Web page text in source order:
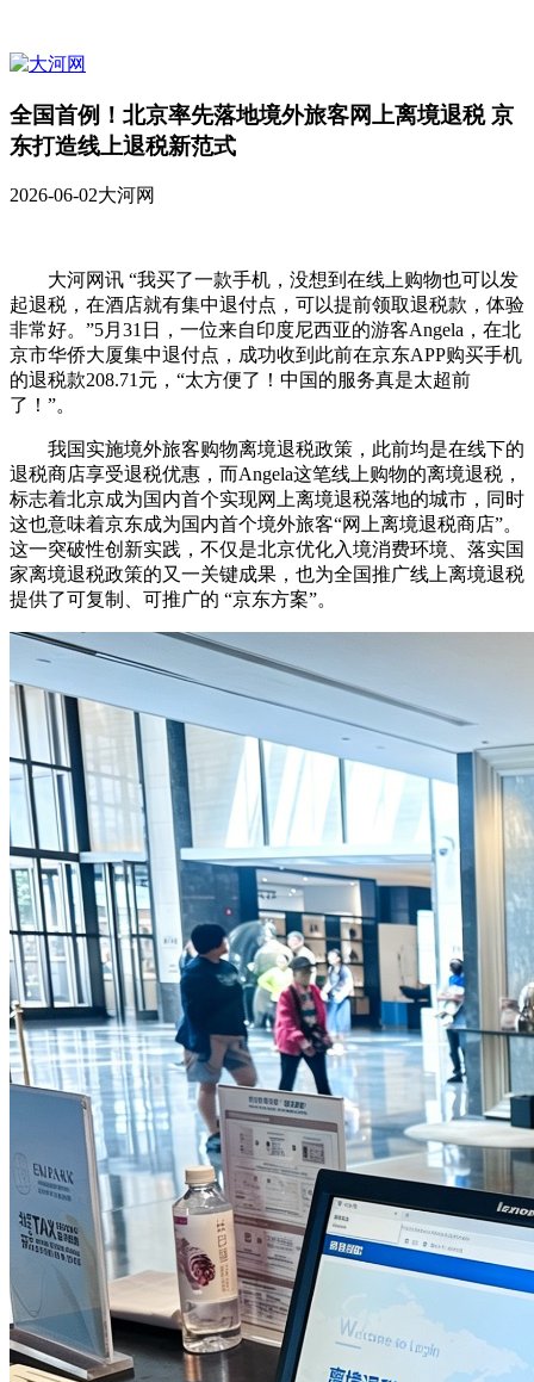
全国首例！北京率先落地境外旅客网上离境退税 京
东打造线上退税新范式
2026-06-02大河网
大河网讯 “我买了一款手机，没想到在线上购物也可以发
起退税，在酒店就有集中退付点，可以提前领取退税款，体验
非常好。”5月31日，一位来自印度尼西亚的游客Angela，在北
京市华侨大厦集中退付点，成功收到此前在京东APP购买手机
的退税款208.71元，“太方便了！中国的服务真是太超前
了！”。
我国实施境外旅客购物离境退税政策，此前均是在线下的
退税商店享受退税优惠，而Angela这笔线上购物的离境退税，
标志着北京成为国内首个实现网上离境退税落地的城市，同时
这也意味着京东成为国内首个境外旅客“网上离境退税商店”。
这一突破性创新实践，不仅是北京优化入境消费环境、落实国
家离境退税政策的又一关键成果，也为全国推广线上离境退税
提供了可复制、可推广的 “京东方案”。